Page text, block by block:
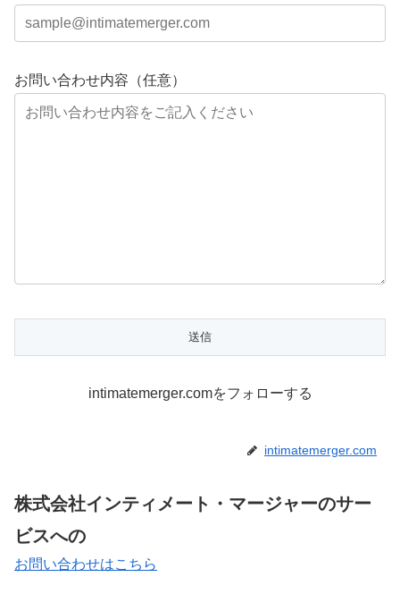
お問い合わせ内容（任意）
intimatemerger.comをフォローする
intimatemerger.com
株式会社インティメート・マージャーのサー
ビスへの
お問い合わせはこちら